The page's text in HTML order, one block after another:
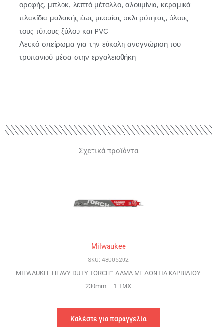
οροφής, μπλοκ, λεπτό μέταλλο, αλουμίνιο, κεραμικά
πλακίδια μαλακής έως μεσαίας σκληρότητας, όλους
τους τύπους ξύλου και PVC
Λευκό σπείρωμα για την εύκολη αναγνώριση του
τρυπανιού μέσα στην εργαλειοθήκη
Σχετικά προϊόντα
Milwaukee
SKU: 48005202
MILWAUKEE HEAVY DUTY TORCH™ ΛΑΜΑ ΜΕ ΔΟΝΤΙΑ ΚΑΡΒΙΔΙΟΥ
230mm – 1 TMX
Καλέστε για παραγγελία